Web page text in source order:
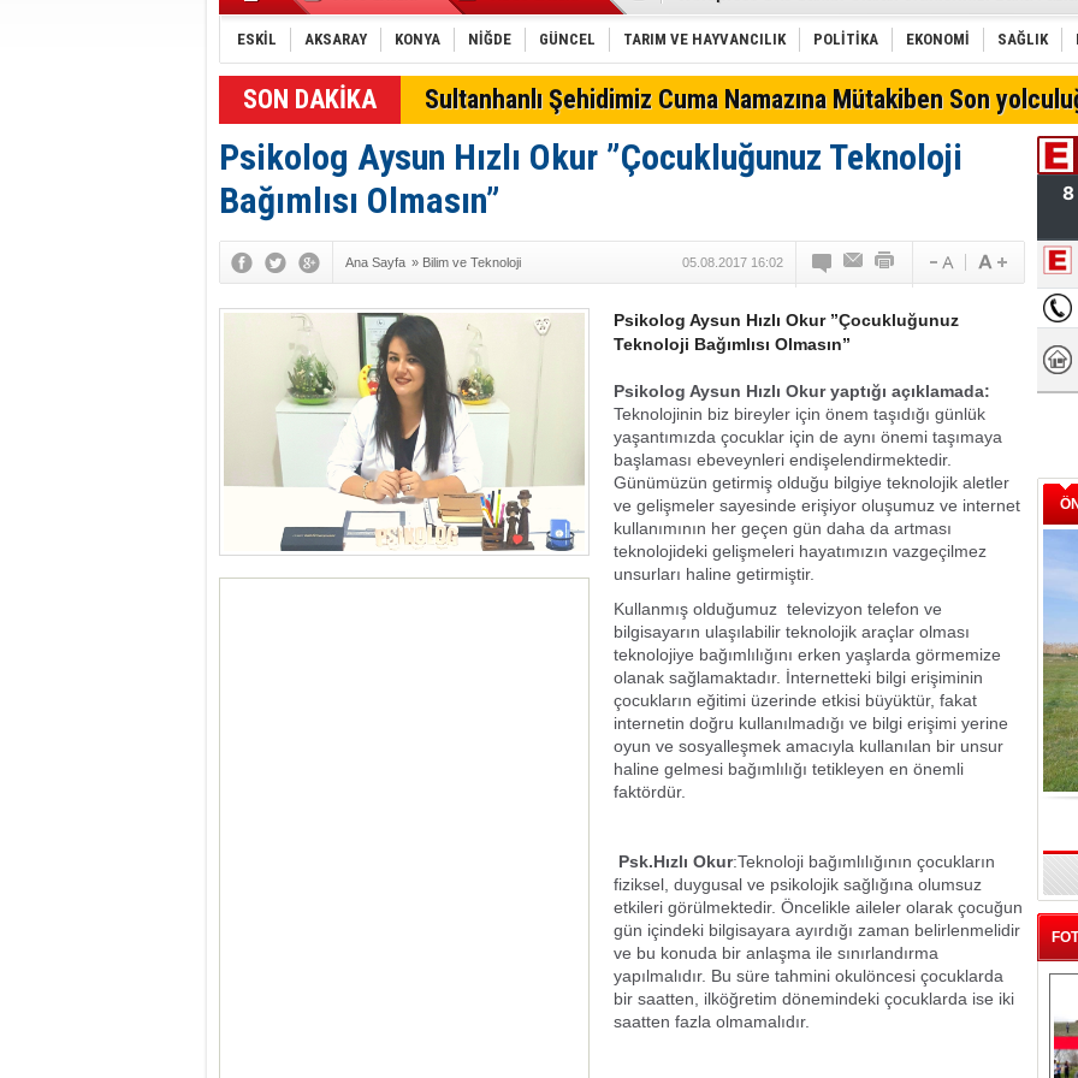
Erdal Can Alkoçlar: Davamız Türk Mucitlere Destek
Moda denildiğinde ilk akla gelen pırlanta markası Zen
Bel fıtığı spor yapmaya engel değil
Belgemen'den İhale Açıklaması! Teminat Mektubu
Türk Telekom'dan yeni sağlık uygulaması
E-Sigara COVID Riskini 5 Kat Artırıyor!
Hamaliye işlerinde Hızlı ve düzenli istifleme tek
Konya'da oto lastik nereden alınır?
ESKİL AKSARAY KONYA NİĞDE GÜNCEL TARIM VE HAYVANCILIK POLİTİKA EKONOMİ SAĞLIK
SON DAKİKA Sultanhanlı Şehidimiz Cuma Namazına Mütakiben Son
Psikolog Aysun Hızlı Okur ”Çocukluğunuz Teknoloji
Bağımlısı Olmasın”
Ana Sayfa » Bilim ve Teknoloji 05.08.2017 16:02
Psikolog Aysun Hızlı Okur ”Çocukluğunuz
Teknoloji Bağımlısı Olmasın”
Psikolog Aysun Hızlı Okur yaptığı açıklamada:
Teknolojinin biz bireyler için önem taşıdığı günlük
yaşantımızda çocuklar için de aynı önemi taşımaya
başlaması ebeveynleri endişelendirmektedir.
Günümüzün getirmiş olduğu bilgiye teknolojik aletler
ve gelişmeler sayesinde erişiyor oluşumuz ve internet
kullanımının her geçen gün daha da artması
teknolojideki gelişmeleri hayatımızın vazgeçilmez
unsurları haline getirmiştir.
Kullanmış olduğumuz televizyon telefon ve
bilgisayarın ulaşılabilir teknolojik araçlar olması
teknolojiye bağımlılığını erken yaşlarda görmemize
olanak sağlamaktadır. İnternetteki bilgi erişiminin
çocukların eğitimi üzerinde etkisi büyüktür, fakat
internetin doğru kullanılmadığı ve bilgi erişimi yerine
oyun ve sosyalleşmek amacıyla kullanılan bir unsur
haline gelmesi bağımlılığı tetikleyen en önemli
faktördür.
Psk.Hızlı Okur:Teknoloji bağımlılığının çocukların
fiziksel, duygusal ve psikolojik sağlığına olumsuz
etkileri görülmektedir. Öncelikle aileler olarak çocuğun
gün içindeki bilgisayara ayırdığı zaman belirlenmelidir
ve bu konuda bir anlaşma ile sınırlandırma
yapılmalıdır. Bu süre tahmini okulöncesi çocuklarda
bir saatten, ilköğretim dönemindeki çocuklarda ise iki
saatten fazla olmamalıdır.